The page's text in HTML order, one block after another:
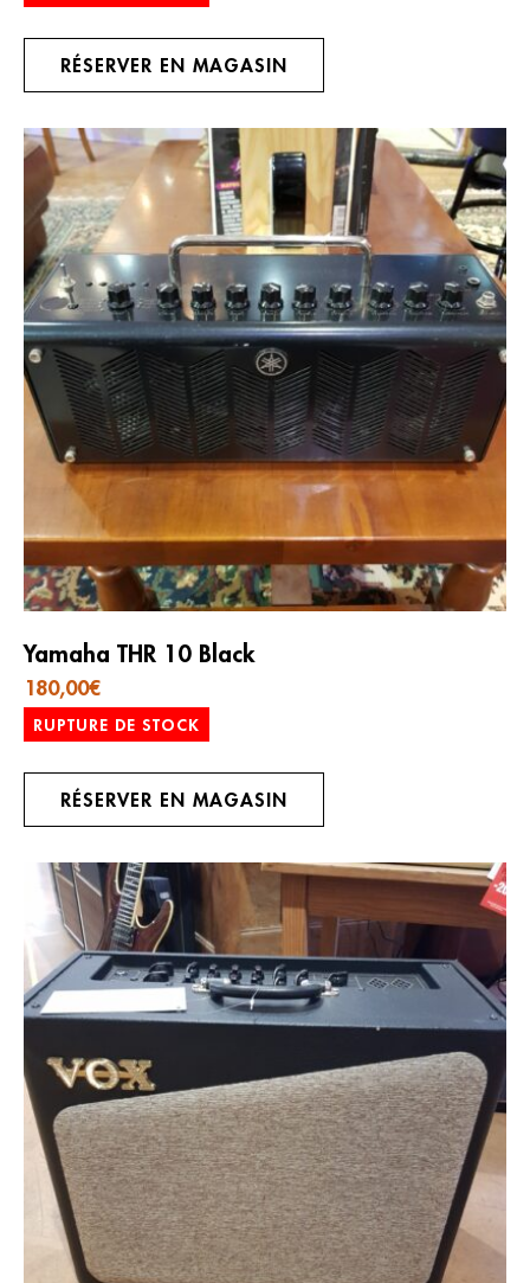
RÉSERVER EN MAGASIN
Yamaha THR 10 Black
180,00€
RUPTURE DE STOCK
RÉSERVER EN MAGASIN